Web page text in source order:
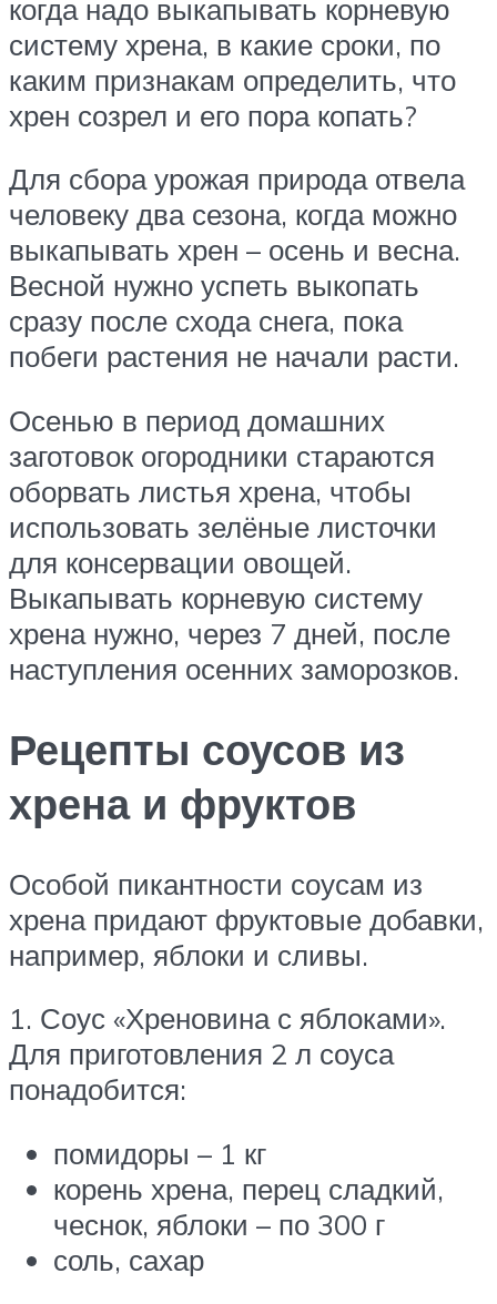
когда надо выкапывать корневую
систему хрена, в какие сроки, по
каким признакам определить, что
хрен созрел и его пора копать?
Для сбора урожая природа отвела
человеку два сезона, когда можно
выкапывать хрен – осень и весна.
Весной нужно успеть выкопать
сразу после схода снега, пока
побеги растения не начали расти.
Осенью в период домашних
заготовок огородники стараются
оборвать листья хрена, чтобы
использовать зелёные листочки
для консервации овощей.
Выкапывать корневую систему
хрена нужно, через 7 дней, после
наступления осенних заморозков.
Рецепты соусов из
хрена и фруктов
Особой пикантности соусам из
хрена придают фруктовые добавки,
например, яблоки и сливы.
1. Соус «Хреновина с яблоками».
Для приготовления 2 л соуса
понадобится:
помидоры – 1 кг
корень хрена, перец сладкий,
чеснок, яблоки – по 300 г
соль, сахар